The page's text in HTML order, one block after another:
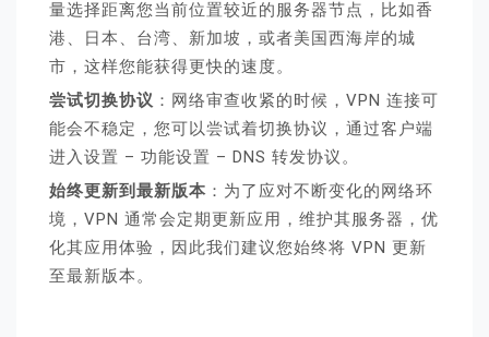
量选择距离您当前位置较近的服务器节点，比如香
港、日本、台湾、新加坡，或者美国西海岸的城
市，这样您能获得更快的速度。
尝试切换协议 ：网络审查收紧的时候，VPN 连接可
能会不稳定，您可以尝试着切换协议，通过客户端
进入设置 – 功能设置 – DNS 转发协议。
始终更新到最新版本 ：为了应对不断变化的网络环
境，VPN 通常会定期更新应用，维护其服务器，优
化其应用体验，因此我们建议您始终将 VPN 更新
至最新版本。